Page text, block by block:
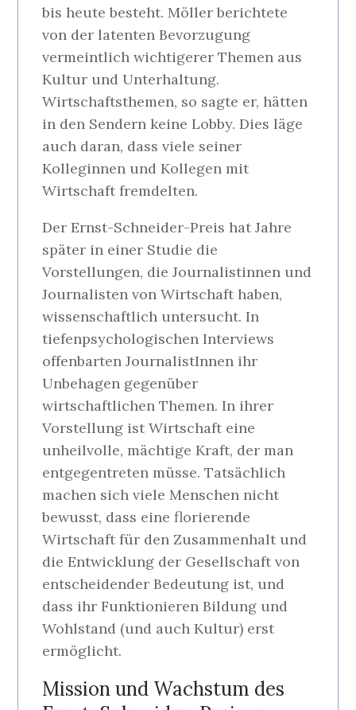
bis heute besteht. Möller berichtete
von der latenten Bevorzugung
vermeintlich wichtigerer Themen aus
Kultur und Unterhaltung.
Wirtschaftsthemen, so sagte er, hätten
in den Sendern keine Lobby. Dies läge
auch daran, dass viele seiner
Kolleginnen und Kollegen mit
Wirtschaft fremdelten.
Der Ernst-Schneider-Preis hat Jahre
später in einer Studie die
Vorstellungen, die Journalistinnen und
Journalisten von Wirtschaft haben,
wissenschaftlich untersucht. In
tiefenpsychologischen Interviews
offenbarten JournalistInnen ihr
Unbehagen gegenüber
wirtschaftlichen Themen. In ihrer
Vorstellung ist Wirtschaft eine
unheilvolle, mächtige Kraft, der man
entgegentreten müsse. Tatsächlich
machen sich viele Menschen nicht
bewusst, dass eine florierende
Wirtschaft für den Zusammenhalt und
die Entwicklung der Gesellschaft von
entscheidender Bedeutung ist, und
dass ihr Funktionieren Bildung und
Wohlstand (und auch Kultur) erst
ermöglicht.
Mission und Wachstum des